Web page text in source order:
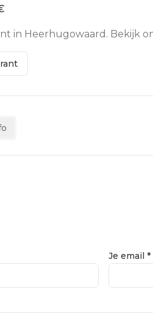
in Heerhugowaard. Bekijk
Je email *